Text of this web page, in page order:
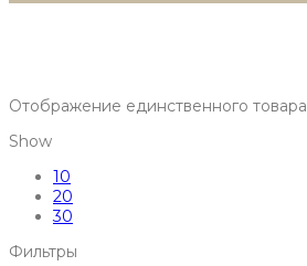
Отображение единственного товара
Show
10
20
30
Фильтры